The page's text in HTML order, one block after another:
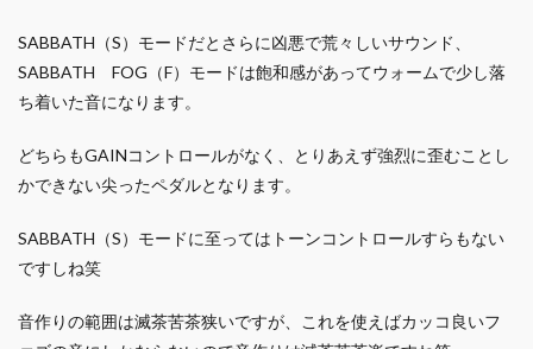
SABBATH（S）モードだとさらに凶悪で荒々しいサウンド、
SABBATH FOG（F）モードは飽和感があってウォームで少し落
ち着いた音になります。
どちらもGAINコントロールがなく、とりあえず強烈に歪むことし
かできない尖ったペダルとなります。
SABBATH（S）モードに至ってはトーンコントロールすらもない
ですしね笑
音作りの範囲は滅茶苦茶狭いですが、これを使えばカッコ良いフ